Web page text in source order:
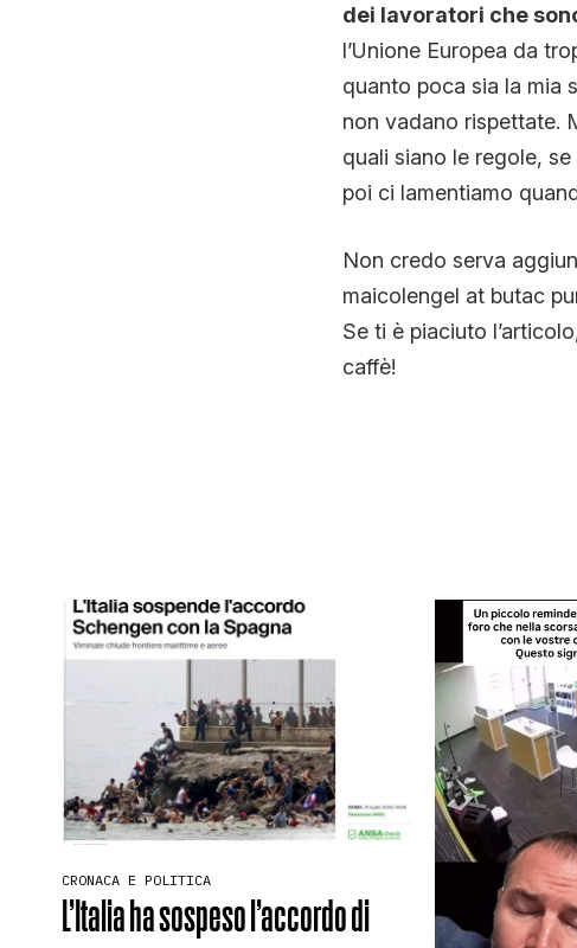
dei lavoratori che
l’Unione Europea da
quanto poca sia la mia
non vadano rispettate.
quali siano le regole,
poi ci lamentiamo
Non credo serva
maicolengel at butac
Se ti è piaciuto
caffè!
CRONACA E POLITICA
L’Italia ha sospeso l’accordo di